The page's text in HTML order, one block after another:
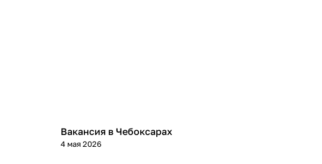
Вакансия в Чебоксарах
4 мая 2026